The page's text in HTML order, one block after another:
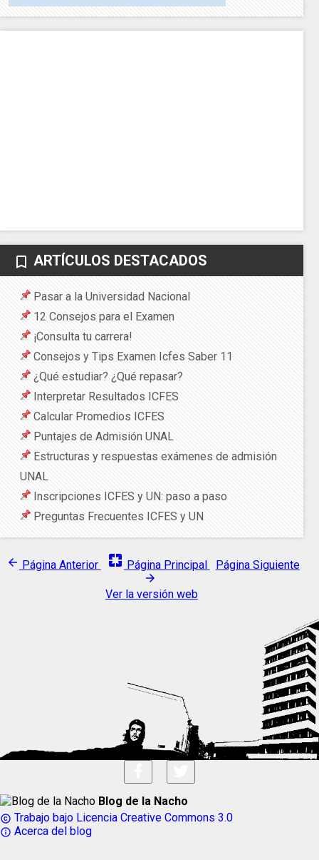
bookmark_border ARTÍCULOS DESTACADOS
Pasar a la Universidad Nacional
12 Consejos para el Examen
¡Consulta tu carrera!
Consejos y Tips Examen Icfes Saber 11
¿Qué estudiar? ¿Qué repasar?
Interpretar Resultados ICFES
Calcular Promedios ICFES
Puntajes de Admisión UNAL
Estructuras y respuestas exámenes de admisión
UNAL
Inscripciones ICFES y UN: paso a paso
Preguntas Frecuentes ICFES y UN
arrow_back Página Anterior pages Página Principal Página Siguiente
arrow_forward
Ver la versión web
Blog de la Nacho
copyright Trabajo bajo Licencia Creative Commons 3.0
info_outline Acerca del blog